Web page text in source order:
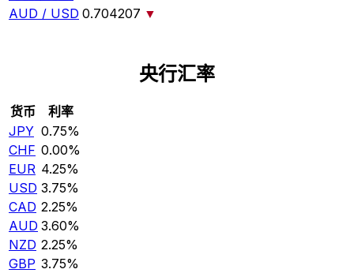
AUD / USD 0.704207 ▼
央行汇率
货币
利率
JPY 0.75%
CHF 0.00%
EUR 4.25%
USD 3.75%
CAD 2.25%
AUD 3.60%
NZD 2.25%
GBP 3.75%